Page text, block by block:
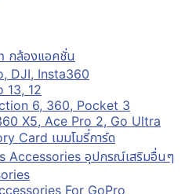
กล้องแอคชั่น
DJI, Insta360
13, 12
6, 360, Pocket 3
X5, Ace Pro 2, Go Ultra
Card เมมโมรี่การ์ด
Accessories อุปกรณ์เสริมอื่นๆ
For GoPro